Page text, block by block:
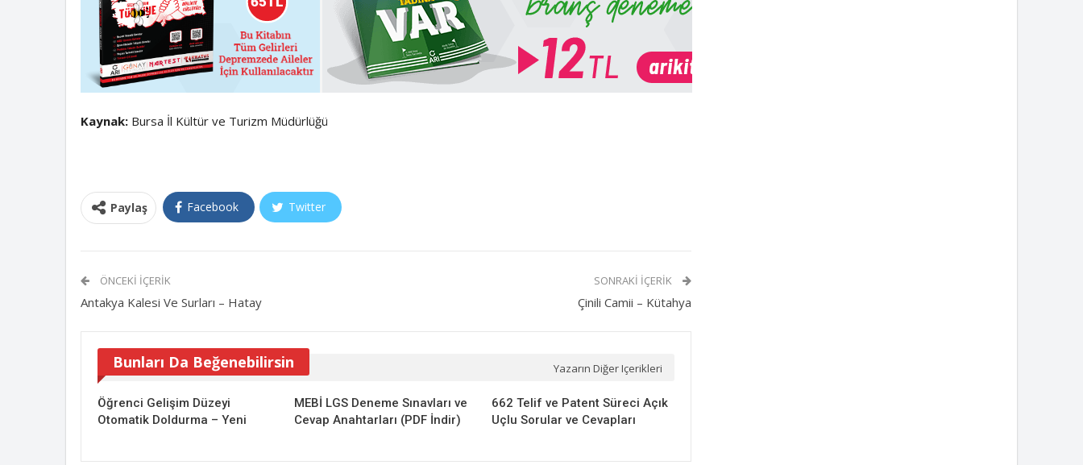
Kaynak:Bursa İl Kültür ve Turizm Müdürlüğü
Paylaş Facebook Twitter
ÖNCEKI İÇERIK
Antakya Kalesi Ve Surları – Hatay
SONRAKI İÇERIK
Çinili Camii – Kütahya
Bunları Da Beğenebilirsin Yazarın Diğer Içerikleri
Öğrenci Gelişim Düzeyi
Otomatik Doldurma – Yeni
MEBİ LGS Deneme Sınavları ve
Cevap Anahtarları (PDF İndir)
662 Telif ve Patent Süreci Açık
Uçlu Sorular ve Cevapları